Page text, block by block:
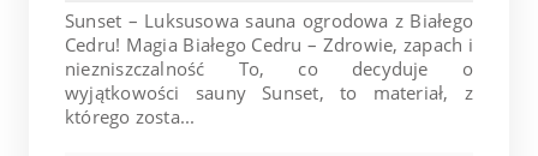
Sunset – Luksusowa sauna ogrodowa z Białego
Cedru! Magia Białego Cedru – Zdrowie, zapach i
niezniszczalność To, co decyduje o
wyjątkowości sauny Sunset, to materiał, z
którego zosta...